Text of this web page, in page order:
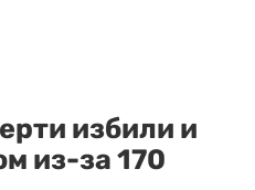
избили и
из-за 170